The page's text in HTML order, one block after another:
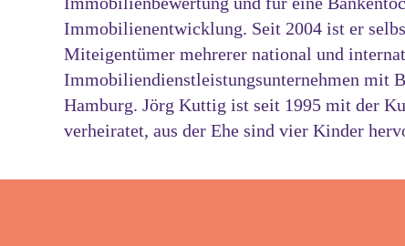
Immobilienentwicklung. Seit 2004 ist er
Miteigentümer mehrerer national und
Immobiliendienstleistungsunternehmen mit
Hamburg. Jörg Kuttig ist seit 1995 mit der
verheiratet, aus der Ehe sind vier Kinder